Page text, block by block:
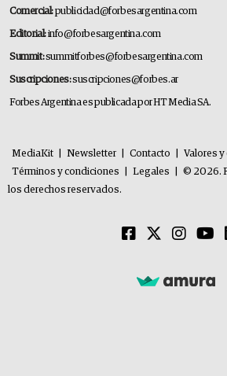
Comercial:publicidad@forbesargentina.com
Editorial:info@forbesargentina.com
Summit:summitforbes@forbesargentina.com
Suscripciones:suscripciones@forbes.ar
Forbes Argentina es publicada por HT Media SA.
MediaKit Newsletter Contacto Valores
Términos y condiciones
Legales
© 2026.
los derechos reservados.